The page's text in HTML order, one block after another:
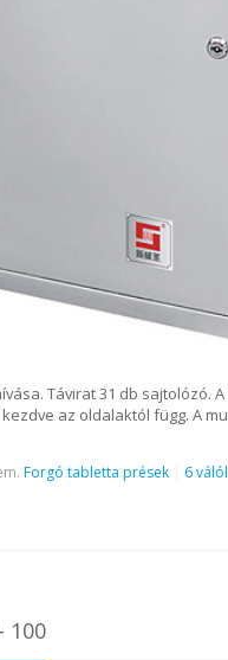
Távirat 31 db sajtolózó.
az oldalaktól függ. A
Forgó tabletta prések 6
100